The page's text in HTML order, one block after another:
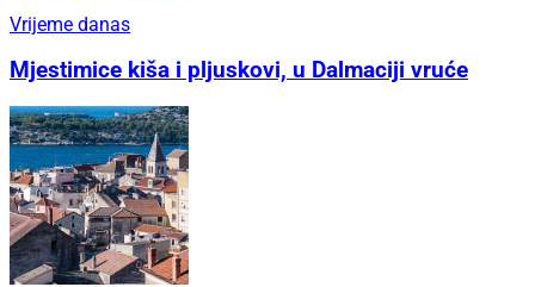
Vrijeme danas
Mjestimice kiša i pljuskovi, u Dalmaciji vruće